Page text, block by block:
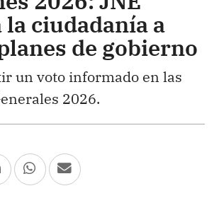
la ciudadanía a
de gobierno
un voto informado en las
2026.